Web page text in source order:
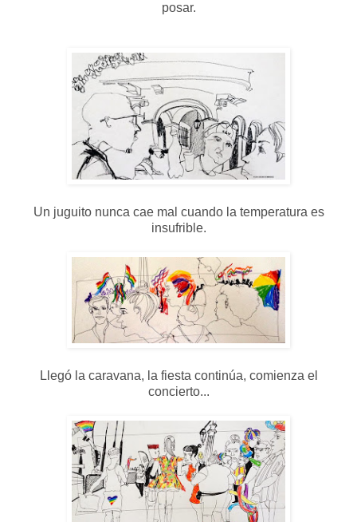
posar.
Un juguito nunca cae mal cuando la temperatura es
insufrible.
Llegó la caravana, la fiesta continúa, comienza el
concierto...